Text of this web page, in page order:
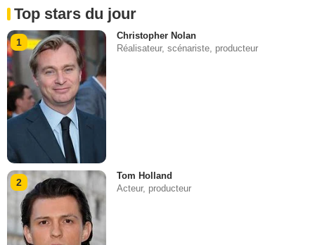
Top stars du jour
1
Christopher Nolan
Réalisateur, scénariste, producteur
2
Tom Holland
Acteur, producteur